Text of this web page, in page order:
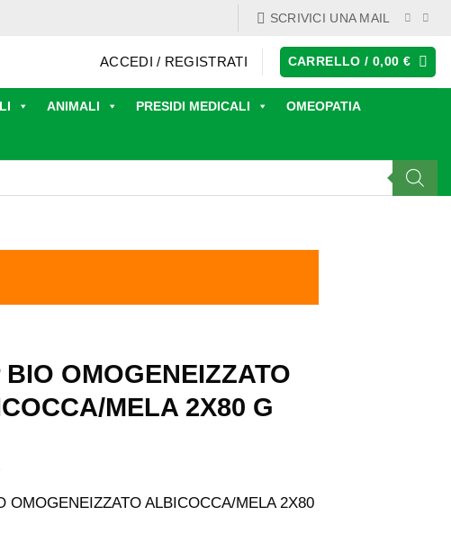
SCRIVICI UNA MAIL
ACCEDI / REGISTRATI CARRELLO /0,00€
ANIMALI PRESIDI MEDICALI OMEOPATIA
BIO OMOGENEIZZATO
MELA 2X80 G
OMOGENEIZZATO ALBICOCCA/MELA 2X80